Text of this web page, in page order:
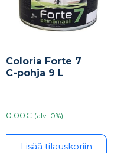
Coloria Forte 7
C-pohja 9 L
0.00€ (alv. 0%)
Lisää tilauskoriin